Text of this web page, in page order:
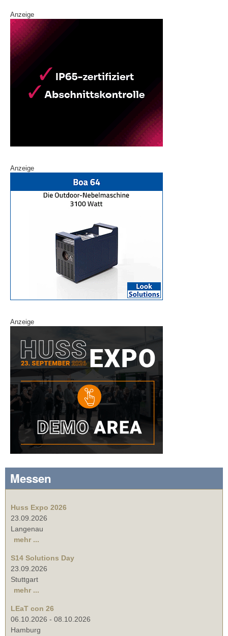
Anzeige
Anzeige
Anzeige
Messen
Huss Expo 2026
23.09.2026
Langenau
mehr ...
S14 Solutions Day
23.09.2026
Stuttgart
mehr ...
LEaT con 26
06.10.2026 - 08.10.2026
Hamburg